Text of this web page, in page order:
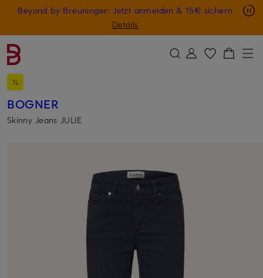
ZUM HAUPTINHALT ÜBERSPRINGEN
Beyond by Breuninger: Jetzt anmelden & 15€ sichern
Details
Nur in der App: -10 € auf digitale Geschenkkarten
GESCHENK20
BOGNER
Skinny Jeans JULIE